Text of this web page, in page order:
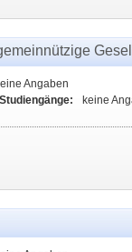
Angaben
keine